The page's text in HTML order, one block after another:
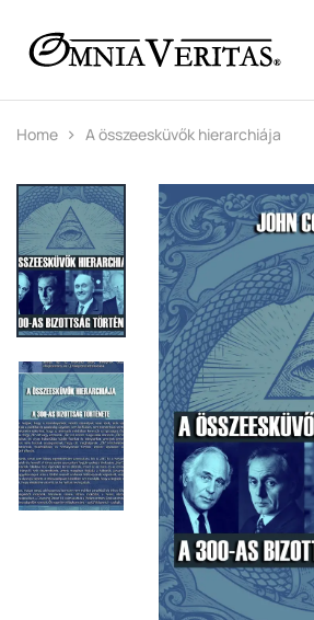
Home A összeesküvők hierarchiája